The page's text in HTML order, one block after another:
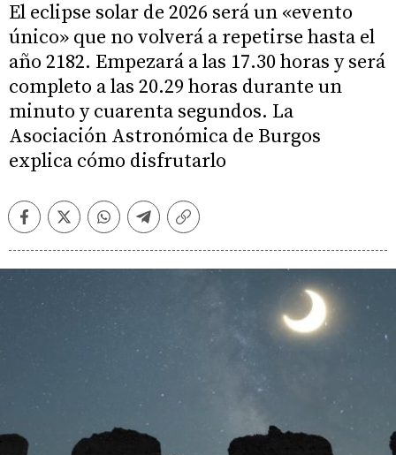
El eclipse solar de 2026 será un «evento
único» que no volverá a repetirse hasta el
año 2182. Empezará a las 17.30 horas y será
completo a las 20.29 horas durante un
minuto y cuarenta segundos. La
Asociación Astronómica de Burgos
explica cómo disfrutarlo
FacebookTwitterWhatsappTelegramCopiar